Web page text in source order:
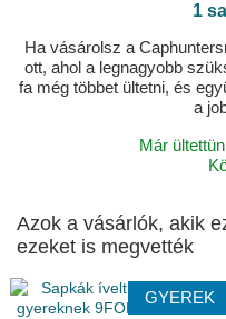
1
Ha vásárolsz a
ott, ahol a legnagyobb
fa még többet ültetni, és
a
Már
Azok a vásárlók, akik
ezeket is megvették
GYEREK